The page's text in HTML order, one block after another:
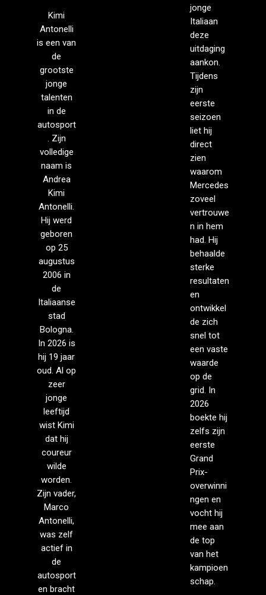
Kimi
Antonelli
is een van
de
grootste
jonge
talenten
in de
autosport
. Zijn
volledige
naam is
Andrea
Kimi
Antonelli.
Hij werd
geboren
op 25
augustus
2006 in
de
Italiaanse
stad
Bologna.
In 2026 is
hij 19 jaar
oud. Al op
zeer
jonge
leeftijd
wist Kimi
dat hij
coureur
wilde
worden.
Zijn vader,
Marco
Antonelli,
was zelf
actief in
de
autosport
en bracht
jonge
Italiaan
deze
uitdaging
aankon.
Tijdens
zijn
eerste
seizoen
liet hij
direct
zien
waarom
Mercedes
zoveel
vertrouwe
n in hem
had. Hij
behaalde
sterke
resultaten
en
ontwikkel
de zich
snel tot
een vaste
waarde
op de
grid. In
2026
boekte hij
zelfs zijn
eerste
Grand
Prix-
overwinni
ngen en
vocht hij
mee aan
de top
van het
kampioen
schap.